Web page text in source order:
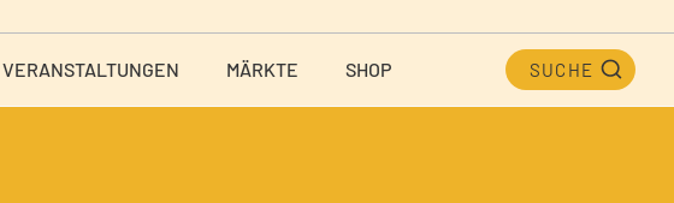
VERANSTALTUNGEN MÄRKTE SHOP SUCHE